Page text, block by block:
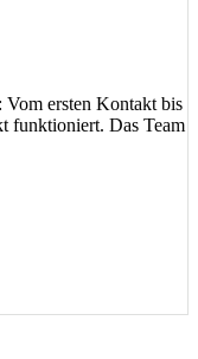
Vom ersten Kontakt bis
funktioniert. Das Team